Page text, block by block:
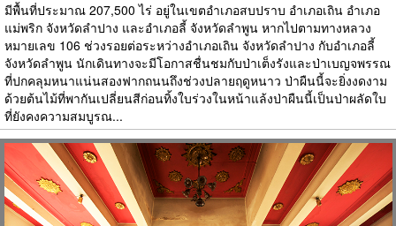
มีพื้นที่ประมาณ 207,500 ไร่ อยู่ในเขตอำเภอสบปราบ อำเภอเถิน อำเภอ
แม่พริก จังหวัดลำปาง และอำเภอลี้ จังหวัดลำพูน หากไปตามทางหลวง
หมายเลข 106 ช่วงรอยต่อระหว่างอำเภอเถิน จังหวัดลำปาง กับอำเภอลี้
จังหวัดลำพูน นักเดินทางจะมีโอกาสชื่นชมกับป่าเต็งรังและป่าเบญจพรรณ
ที่ปกคลุมหนาแน่นสองฟากถนนถึงช่วงปลายฤดูหนาว ป่าผืนนี้จะยิ่งงดงาม
ด้วยต้นไม้ที่พากันเปลี่ยนสีก่อนทิ้งใบร่วงในหน้าแล้งป่าผืนนี้เป็นป่าผลัดใบ
ที่ยังคงความสมบูรณ...